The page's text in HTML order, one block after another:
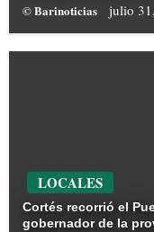
© Barinoticias julio
LOCALES
Cortés recorrió el
gobernador de la